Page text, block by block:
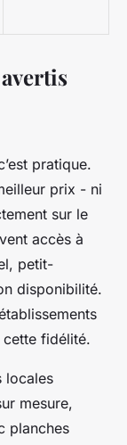
pratique.
prix - ni
sur le
accès à
petit-
disponibilité.
fidélité.
locales
mesure,
planches